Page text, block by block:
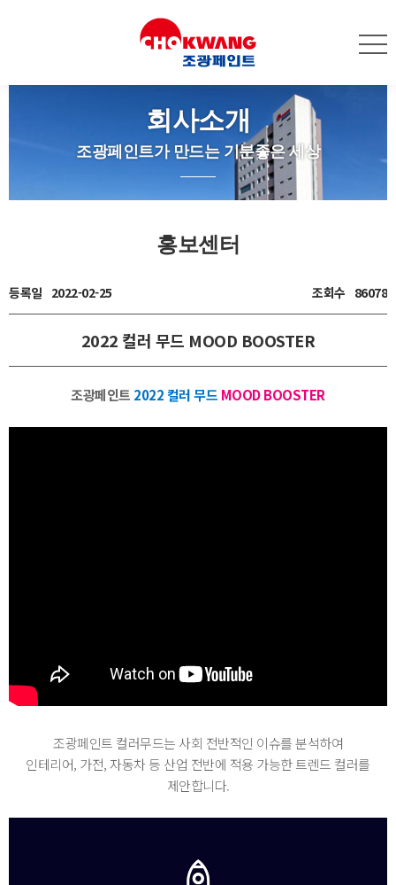
회사소개
조광페인트가 만드는 기분좋은 세상
홍보센터
등록일 2022-02-25 조회수 86078
2022 컬러 무드 MOOD BOOSTER
조광페인트 2022 컬러 무드 MOOD BOOSTER
조광페인트 컬러무드는 사회 전반적인 이슈를 분석하여
인테리어, 가전, 자동차 등 산업 전반에 적용 가능한 트렌드 컬러를
제안합니다.